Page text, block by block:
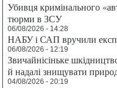
Убивця кримінального
тюрми в ЗСУ
06/08/2026 - 14:28
НАБУ і САП вручили
06/08/2026 - 12:19
Звичайнісіньке
й надалі знищувати
04/08/2026 - 20:19